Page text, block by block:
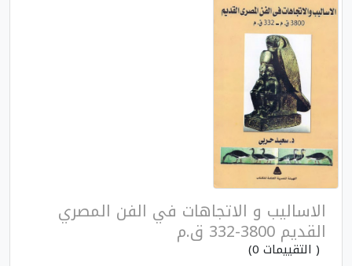
الاساليب و الاتجاهات في الفن المصري
القديم 3800-332 ق.م
( التقييمات 0)